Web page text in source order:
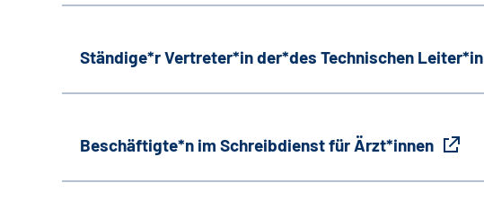
Ständige*r Vertreter*in der*des Technischen Leiter*in
Beschäftigte*n im Schreibdienst für Ärzt*innen